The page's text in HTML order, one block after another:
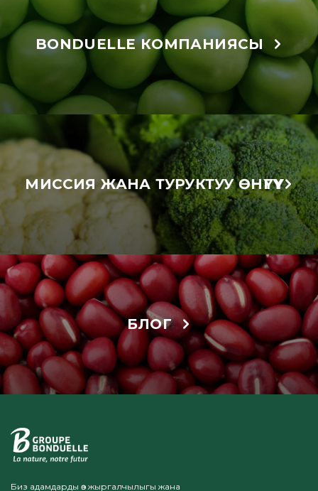
BONDUELLE КОМПАНИЯСЫ
МИССИЯ ЖАНА ТУРУКТУУ ӨНҮГҮҮ
БЛОГ
Биз адамдарды өз жыргалчылыгы жана